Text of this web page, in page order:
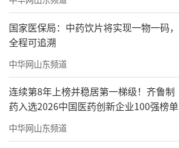
国家医保局：中药饮片将实现一物一码，
全程可追溯
中华网山东频道
连续第8年上榜并稳居第一梯级！齐鲁制
药入选2026中国医药创新企业100强榜单
中华网山东频道